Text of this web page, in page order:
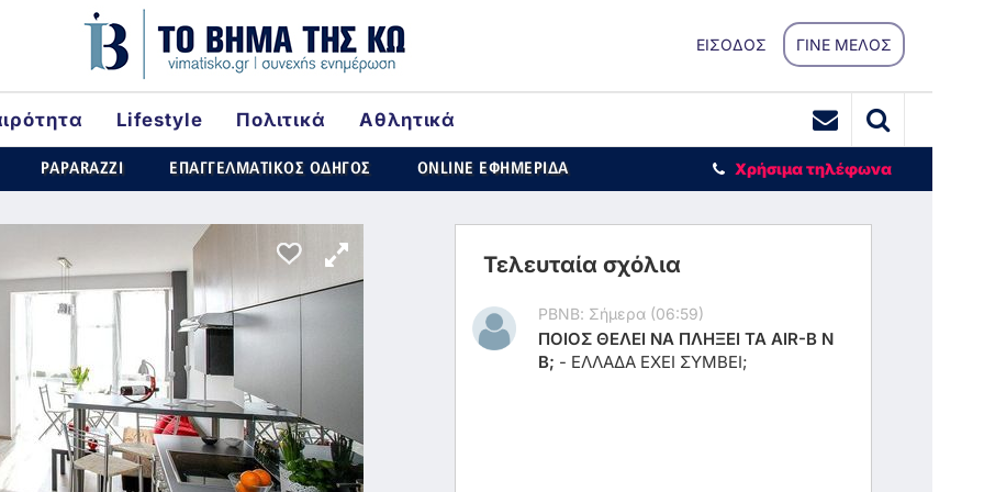
ΕΙΣΟΔΟΣ ΓΙΝΕ ΜΕΛΟΣ
Lifestyle Πολιτικά
Αθλητικά
PAPARAZZI ΕΠΑΓΓΕΛΜΑΤΙΚΟΣ ΟΔΗΓΟΣ ONLINE ΕΦΗΜΕΡΙΔΑ Χρήσιμα τηλέφωνα
Τελευταία σχόλια
ΡΒΝΒ: Σήμερα (06:59)
ΠΟΙΟΣ ΘΕΛΕΙ ΝΑ ΠΛΗΞΕΙ ΤΑ ΑΙR-Β Ν
Β; - ΕΛΛΑΔΑ ΕΧΕΙ ΣΥΜΒΕΙ;